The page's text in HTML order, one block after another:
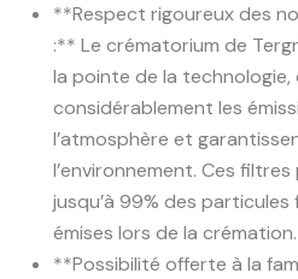
**Respect rigoureux des
:** Le crématorium de
la pointe de la technologie,
considérablement les
l’atmosphère et
l’environnement. Ces
jusqu’à 99% des
émises lors de la crémation.
**Possibilité offerte à la